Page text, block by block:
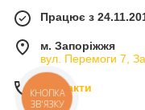
Працює з
м. Запоріжжя
вул. Перемоги 7,
Контакти
КНОПКА
ЗВ'ЯЗКУ